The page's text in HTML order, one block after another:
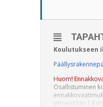
Koulutukseen
Huom!
Osallistuminen
viimeistään 14